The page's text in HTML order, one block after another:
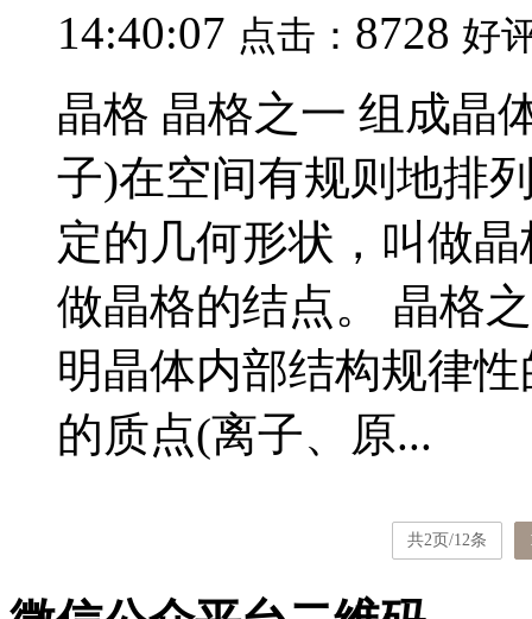
14:40:07 点击： 8728 好
晶格 晶格之一 组成晶
子)在空间有规则地排
定的几何形状，叫做
做晶格的结点。 晶格
明晶体内部结构规律
的质点(离子、原...
共2页/12条